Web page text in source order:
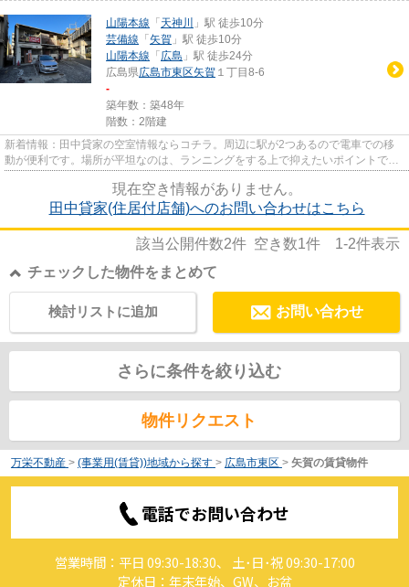
山陽本線 「天神川
」駅 徒歩10分
芸備線 「矢賀 」駅 徒歩10分
山陽本線 「広島 」駅 徒歩24分
広島県広島市東区矢賀 １丁目8-6
-
築年数：築48年
階数：2階建
新着情報：田中貸家の空室情報ならコチラ。周辺に駅が2つあるので電車での移
動が便利です。場所が平坦なのは、ランニングをする上で抑えたいポイントです
ね。
現在空き情報がありません。
田中貸家(住居付店舗)へのお問い合わせはこちら
該当公開件数2件 空き数1件 1-2件表示
チェックした物件をまとめて
お問い合わせ
検討リストに追加
さらに条件を絞り込む
物件リクエスト
万栄不動産 > (事業用(賃貸))地域から探す > 広島市東区 > 矢賀の賃貸物件
電話でお問い合わせ
営業時間：平日 09:30-18:30、 土･日･祝 09:30-17:00
定休日：年末年始、GW、お盆